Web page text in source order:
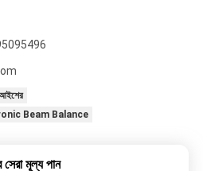
আইশের
Beam Balance
সেরা মূল্য পান